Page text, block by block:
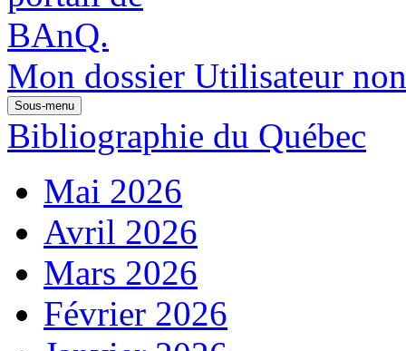
Mon dossier Utilisateur
Sous-menu
Bibliographie du Québec
Mai 2026
Avril 2026
Mars 2026
Février 2026